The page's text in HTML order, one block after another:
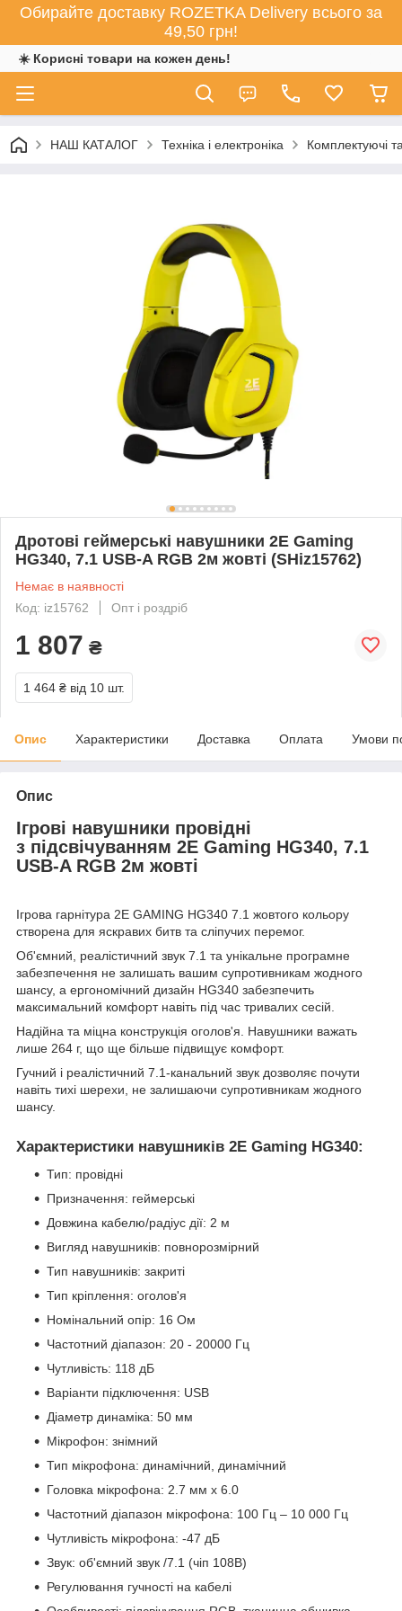
Обирайте доставку ROZETKA Delivery всього за
49,50 грн!
☀️ Корисні товари на кожен день!
НАШ КАТАЛОГ Техніка і електроніка Комплектуючі
Дротові геймерські навушники 2E Gaming
HG340, 7.1 USB-A RGB 2м жовті (SHiz15762)
Немає в наявності
Код: iz15762
Опт і роздріб
1 807 ₴
1 464 ₴ від 10 шт.
Опис Характеристики Доставка Оплата Умови
Опис
Ігрові навушники провідні
з підсвічуванням 2E Gaming HG340, 7.1
USB-A RGB 2м жовті
Ігрова гарнітура 2E GAMING HG340 7.1 жовтого кольору
створена для яскравих битв та сліпучих перемог.
Об'ємний, реалістичний звук 7.1 та унікальне програмне
забезпечення не залишать вашим супротивникам жодного
шансу, а ергономічний дизайн HG340 забезпечить
максимальний комфорт навіть під час тривалих сесій.
Надійна та міцна конструкція оголов'я. Навушники важать
лише 264 г, що ще більше підвищує комфорт.
Гучний і реалістичний 7.1-канальний звук дозволяє почути
навіть тихі шерехи, не залишаючи супротивникам жодного
шансу.
Характеристики навушників 2E Gaming HG340:
Тип: провідні
Призначення: геймерські
Довжина кабелю/радіус дії: 2 м
Вигляд навушників: повнорозмірний
Тип навушників: закриті
Тип кріплення: оголов'я
Номінальний опір: 16 Ом
Частотний діапазон: 20 - 20000 Гц
Чутливість: 118 дБ
Варіанти підключення: USB
Діаметр динаміка: 50 мм
Мікрофон: знімний
Тип мікрофона: динамічний, динамічний
Головка мікрофона: 2.7 мм x 6.0
Частотний діапазон мікрофона: 100 Гц – 10 000 Гц
Чутливість мікрофона: -47 дБ
Звук: об'ємний звук /7.1 (чіп 108B)
Регулювання гучності на кабелі